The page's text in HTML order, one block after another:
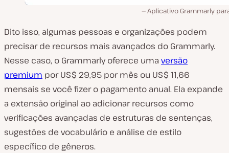
Aplicativo Grammarly
Dito isso, algumas pessoas e organizações podem
precisar de recursos mais avançados do Grammarly.
Nesse caso, o Grammarly oferece uma versão
premium por US$ 29,95 por mês ou US$ 11,66
mensais se você fizer o pagamento anual. Ela expande
a extensão original ao adicionar recursos como
verificações avançadas de estruturas de sentenças,
sugestões de vocabulário e análise de estilo
específico de gêneros.